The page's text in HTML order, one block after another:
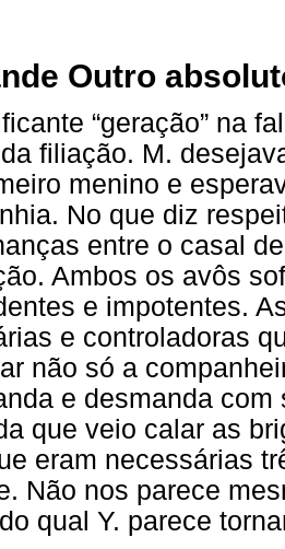
Outro
“geração” na
filiação. M.
menino e
No que diz
entre o casal
Ambos os avôs
e impotentes.
e controladoras
não só a
e desmanda
que veio calar as
eram necessárias
Não nos parece
qual Y. parece